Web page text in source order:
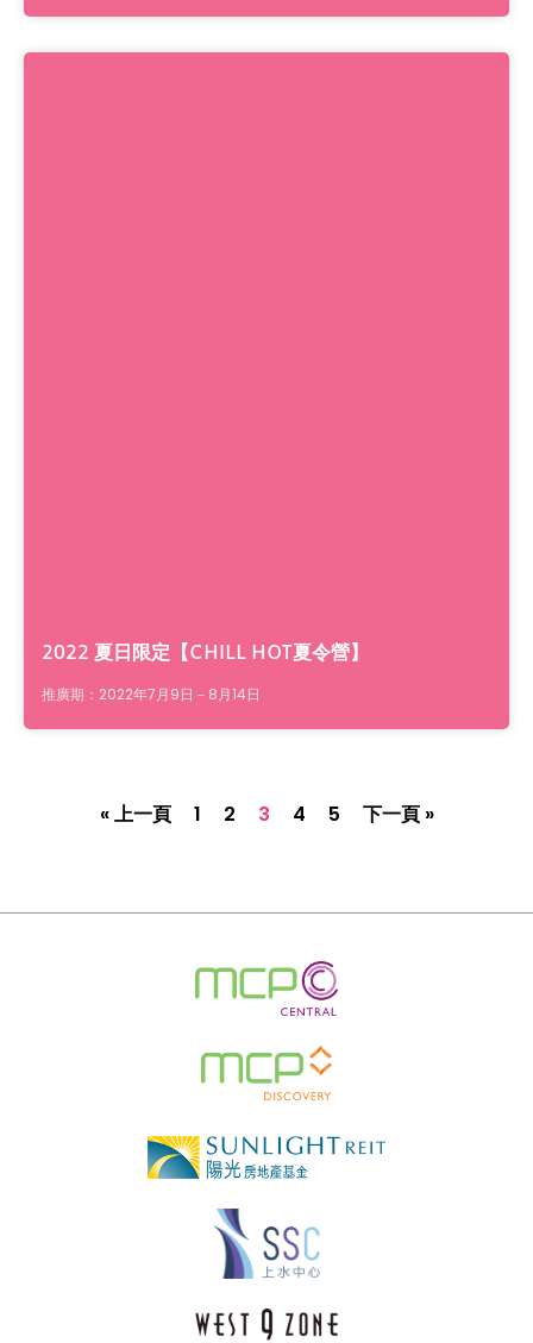
2022 夏日限定【CHILL HOT夏令營】
推廣期：2022年7月9日－8月14日
« 上一頁 1 2 3 4 5 下一頁 »